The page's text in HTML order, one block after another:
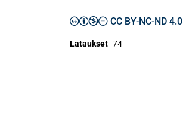
CC BY-NC-ND 4.0
Lataukset 74